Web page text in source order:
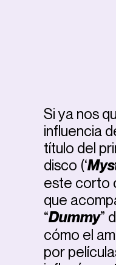
Si ya nos
influencia
título del
disco (‘
este corto
que
“Dummy”
cómo el
por